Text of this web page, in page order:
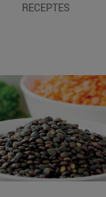
RECEPTES